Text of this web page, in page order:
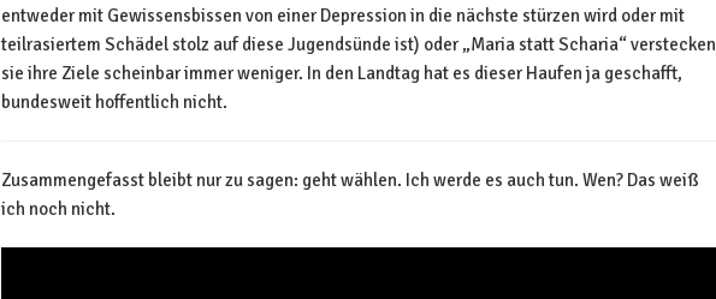
entweder mit Gewissensbissen von einer Depression in die nächste stürzen wird oder mit
teilrasiertem Schädel stolz auf diese Jugendsünde ist) oder „Maria statt Scharia“ verstecken
sie ihre Ziele scheinbar immer weniger. In den Landtag hat es dieser Haufen ja geschafft,
bundesweit hoffentlich nicht.
Zusammengefasst bleibt nur zu sagen: geht wählen. Ich werde es auch tun. Wen? Das weiß
ich noch nicht.